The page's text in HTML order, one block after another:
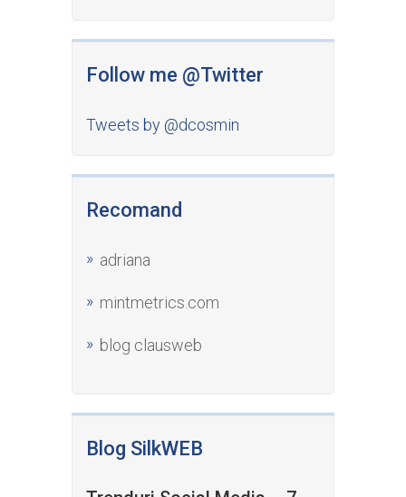
Follow me @Twitter
Tweets by @dcosmin
Recomand
adriana
mintmetrics.com
blog clausweb
Blog SilkWEB